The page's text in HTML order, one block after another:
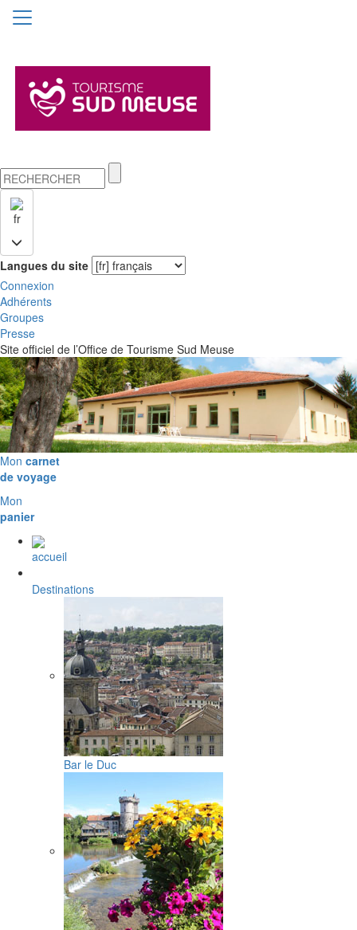
fr
Langues du site
Connexion
Adhérents
Groupes
Presse
Site officiel de l’Office de Tourisme Sud Meuse
Mon carnet
de voyage
Mon
panier
accueil
Destinations
Bar le Duc